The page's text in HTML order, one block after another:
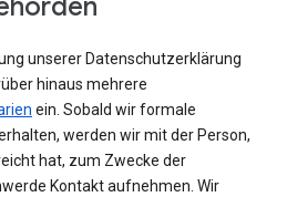
unserer Datenschutzerklärung
hinaus mehrere
ein. Sobald wir formale
werden wir mit der Person,
hat, zum Zwecke der
Kontakt aufnehmen. Wir